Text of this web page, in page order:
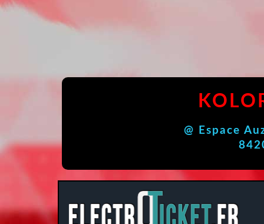
@ Espace